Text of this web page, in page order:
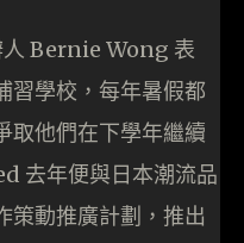
Bernie Wong 表
習學校，每年暑假都
取他們在下學年繼續
去年便與日本潮流品
動推廣計劃，推出